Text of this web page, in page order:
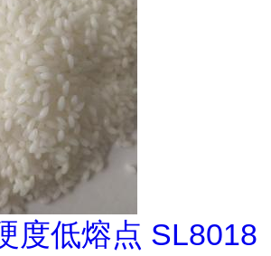
度低熔点 SL8018